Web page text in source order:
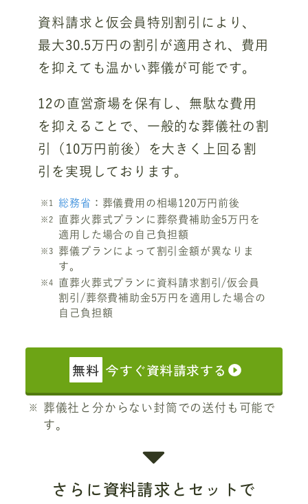
資料請求と仮会員特別割引により、
最大30.5万円の割引が適用され、費用
を抑えても温かい葬儀が可能です。
12の直営斎場を保有し、無駄な費用
を抑えることで、一般的な葬儀社の割
引（10万円前後）を大きく上回る割
引を実現しております。
総務省 ：葬儀費用の相場120万円前後
直葬火葬式プランに葬祭費補助金5万円を
適用した場合の自己負担額
葬儀プランによって割引金額が異なりま
す。
直葬火葬式プランに資料請求割引/仮会員
割引/葬祭費補助金5万円を適用した場合の
自己負担額
無料 今すぐ資料請求する
葬儀社と分からない封筒での送付も可能で
す。
さらに資料請求とセットで